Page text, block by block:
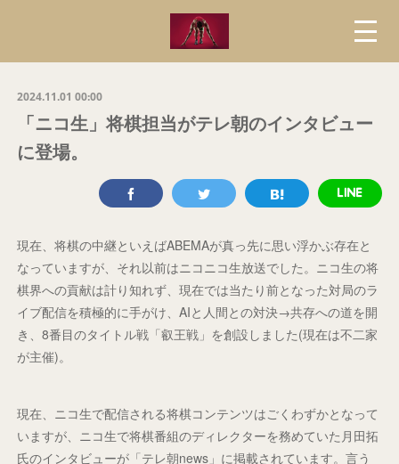
2024.11.01 00:00
「ニコ生」将棋担当がテレ朝のインタビュー
に登場。
現在、将棋の中継といえばABEMAが真っ先に思い浮かぶ存在と
なっていますが、それ以前はニコニコ生放送でした。ニコ生の将
棋界への貢献は計り知れず、現在では当たり前となった対局のラ
イブ配信を積極的に手がけ、AIと人間との対決→共存への道を開
き、8番目のタイトル戦「叡王戦」を創設しました(現在は不二家
が主催)。
現在、ニコ生で配信される将棋コンテンツはごくわずかとなって
いますが、ニコ生で将棋番組のディレクターを務めていた月田拓
氏のインタビューが「テレ朝news」に掲載されています。言う